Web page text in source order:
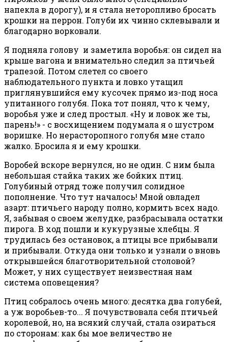
напекла в дорогу), и я стала неторопливо бросать
крошки на перрон. Голуби их чинно склевывали и
благодарно ворковали.
Я подняла голову и заметила воробья: он сидел на
крыше вагона и внимательно следил за птичьей
трапезой. Потом слетел со своего
наблюдательного пункта и ловко утащил
приглянувшийся ему кусочек прямо из-под носа
упитанного голубя. Пока тот понял, что к чему,
воробья уже и след простыл. «Ну и ловок же ты,
парень!» - с восхищением подумала я о шустром
воришке. Но нерасторопного голубя мне стало
жалко. Бросила я и ему крошки.
Воробей вскоре вернулся, но не один. С ним была
небольшая стайка таких же бойких птиц.
Голубиный отряд тоже получил солидное
пополнение. Что тут началось! Мной овладел
азарт: птичьего народу полно, кормить всех надо.
Я, забывая о своем желудке, разбрасывала остатки
пирога. В ход пошли и кукурузные хлебцы. Я
трудилась без остановок, а птицы все прибывали
и прибывали. Откуда они только и узнали о вновь
открывшейся благотворительной столовой?
Может, у них существует неизвестная нам
система оповещения?
Птиц собралось очень много: десятка два голубей,
а уж воробьев-то... Я почувствовала себя птичьей
королевой, но, на всякий случай, стала озираться
по сторонам: как бы мое величество не